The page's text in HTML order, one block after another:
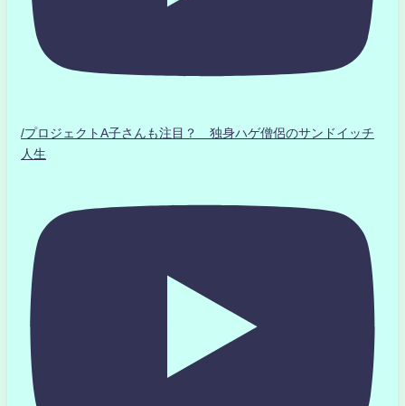
/プロジェクトA子さんも注目？ 独身ハゲ僧侶のサンドイッチ
人生